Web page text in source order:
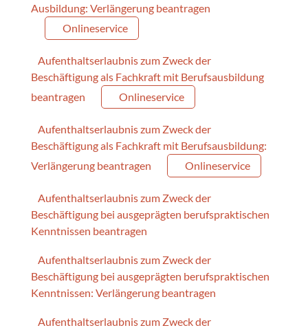
Ausbildung: Verlängerung beantragen
Onlineservice
Aufenthaltserlaubnis zum Zweck der
Beschäftigung als Fachkraft mit Berufsausbildung
beantragen
Onlineservice
Aufenthaltserlaubnis zum Zweck der
Beschäftigung als Fachkraft mit Berufsausbildung:
Verlängerung beantragen
Onlineservice
Aufenthaltserlaubnis zum Zweck der
Beschäftigung bei ausgeprägten berufspraktischen
Kenntnissen beantragen
Aufenthaltserlaubnis zum Zweck der
Beschäftigung bei ausgeprägten berufspraktischen
Kenntnissen: Verlängerung beantragen
Aufenthaltserlaubnis zum Zweck der